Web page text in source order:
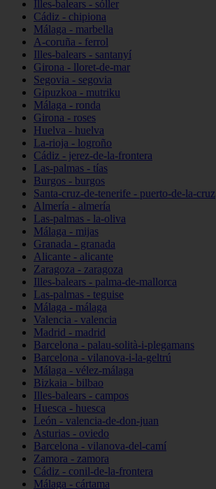
Illes-balears - sóller
Cádiz - chipiona
Málaga - marbella
A-coruña - ferrol
Illes-balears - santanyí
Girona - lloret-de-mar
Segovia - segovia
Gipuzkoa - mutriku
Málaga - ronda
Girona - roses
Huelva - huelva
La-rioja - logroño
Cádiz - jerez-de-la-frontera
Las-palmas - tías
Burgos - burgos
Santa-cruz-de-tenerife - puerto-de-la-cruz
Almería - almería
Las-palmas - la-oliva
Málaga - mijas
Granada - granada
Alicante - alicante
Zaragoza - zaragoza
Illes-balears - palma-de-mallorca
Las-palmas - teguise
Málaga - málaga
Valencia - valencia
Madrid - madrid
Barcelona - palau-solità-i-plegamans
Barcelona - vilanova-i-la-geltrú
Málaga - vélez-málaga
Bizkaia - bilbao
Illes-balears - campos
Huesca - huesca
León - valencia-de-don-juan
Asturias - oviedo
Barcelona - vilanova-del-camí
Zamora - zamora
Cádiz - conil-de-la-frontera
Málaga - cártama